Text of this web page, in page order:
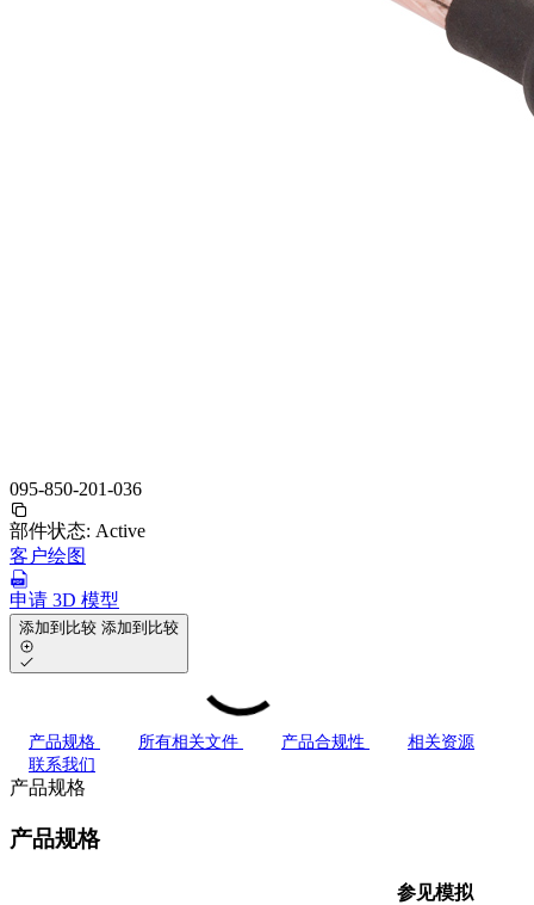
095-850-201-036
部件状态: Active
客户绘图
申请 3D 模型
添加到比较 添加到比较
产品规格 所有相关文件 产品合规性
相关资源
联系我们
产品规格
产品规格
参见模拟